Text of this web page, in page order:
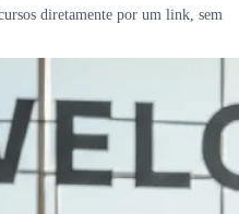
diretamente por um link, sem